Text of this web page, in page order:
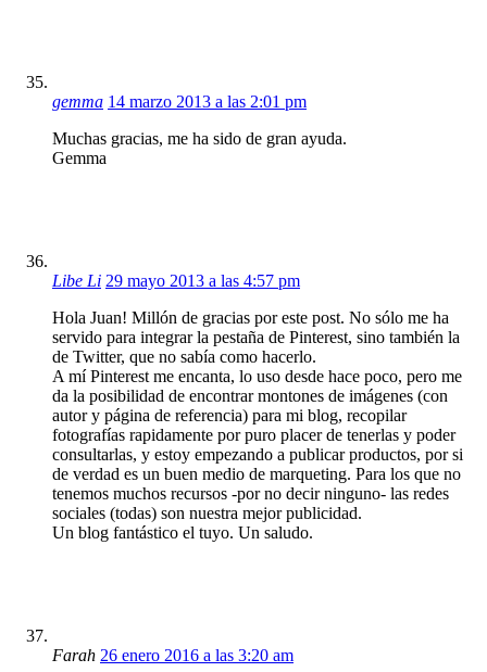
gemma 14 marzo 2013 a las 2:01 pm
Muchas gracias, me ha sido de gran ayuda.
Gemma
Libe Li 29 mayo 2013 a las 4:57 pm
Hola Juan! Millón de gracias por este post. No sólo me ha
servido para integrar la pestaña de Pinterest, sino también la
de Twitter, que no sabía como hacerlo.
A mí Pinterest me encanta, lo uso desde hace poco, pero me
da la posibilidad de encontrar montones de imágenes (con
autor y página de referencia) para mi blog, recopilar
fotografías rapidamente por puro placer de tenerlas y poder
consultarlas, y estoy empezando a publicar productos, por si
de verdad es un buen medio de marqueting. Para los que no
tenemos muchos recursos -por no decir ninguno- las redes
sociales (todas) son nuestra mejor publicidad.
Un blog fantástico el tuyo. Un saludo.
Farah 26 enero 2016 a las 3:20 am